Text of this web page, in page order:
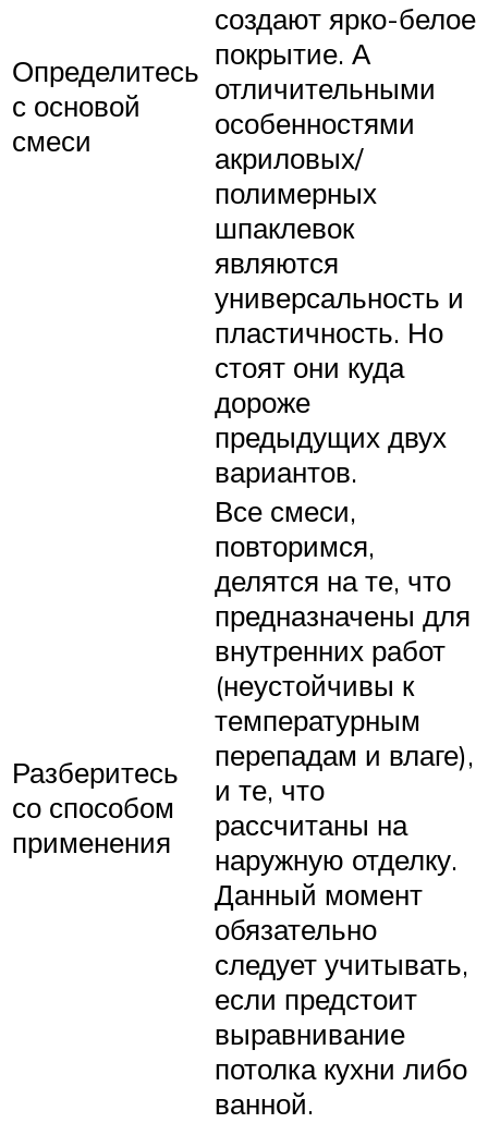
Определитесь
с основой
смеси
создают ярко-белое
покрытие. А
отличительными
особенностями
акриловых/
полимерных
шпаклевок
являются
универсальность и
пластичность. Но
стоят они куда
дороже
предыдущих двух
вариантов.
Разберитесь
со способом
применения
Все смеси,
повторимся,
делятся на те, что
предназначены для
внутренних работ
(неустойчивы к
температурным
перепадам и влаге),
и те, что
рассчитаны на
наружную отделку.
Данный момент
обязательно
следует учитывать,
если предстоит
выравнивание
потолка кухни либо
ванной.